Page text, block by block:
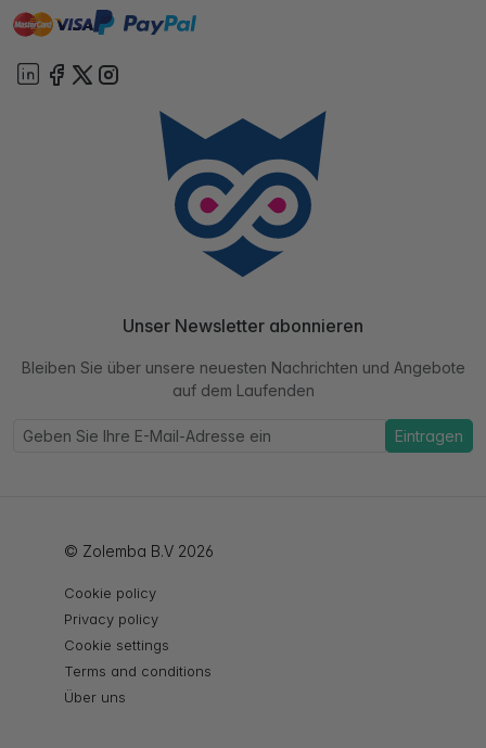
mastervisa paypal
Unser Newsletter abonnieren
Bleiben Sie über unsere neuesten Nachrichten und Angebote
auf dem Laufenden
Eintragen
© Zolemba B.V 2026
Cookie policy
Privacy policy
Cookie settings
Terms and conditions
Über uns